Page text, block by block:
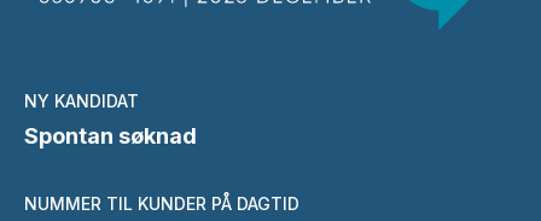
NY KANDIDAT
Spontan søknad
NUMMER TIL KUNDER PÅ DAGTID